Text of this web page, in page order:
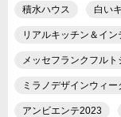
積水ハウス 白い
リアルキッチン＆イ
メッセフランクフルト
ミラノデザインウィー
アンビエンテ2023